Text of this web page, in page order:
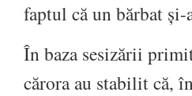
faptul că un bărbat
În baza sesizării
cărora au stabilit că,